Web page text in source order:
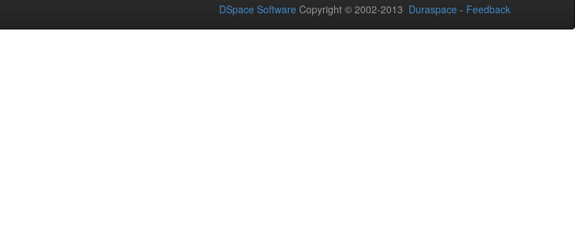
DSpace Software Copyright © 2002-2013 Duraspace - Feedback